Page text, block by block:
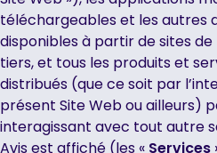
téléchargeables et les autres
disponibles à partir de sites de
tiers, et tous les produits et
distribués (que ce soit par
présent Site Web ou ailleurs)
interagissant avec tout autre
Avis est affiché (les « Services